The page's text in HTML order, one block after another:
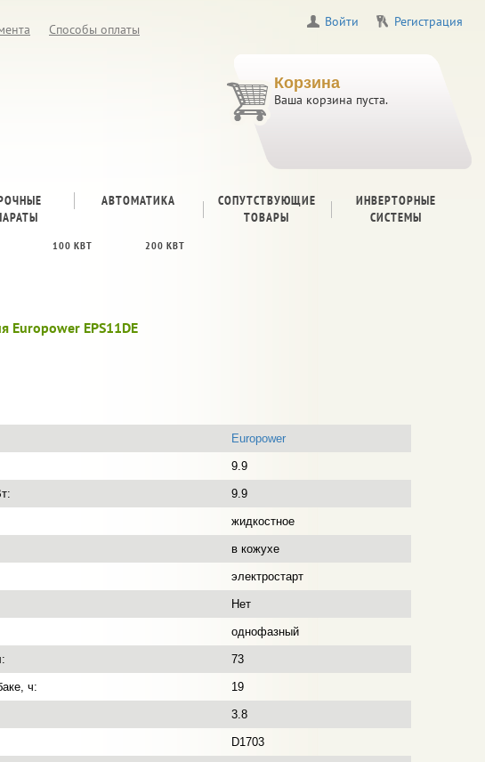
Способы оплаты Войти Регистрация
Корзина
Ваша корзина пуста.
100 КВТ 200 КВТ
АВТОМАТИКА
СОПУТСТВУЮЩИЕ
ТОВАРЫ
ИНВЕРТОРНЫЕ
СИСТЕМЫ
Europower EPS11DE
Europower
9.9
9.9
жидкостное
в кожухе
электростарт
Нет
однофазный
73
ч: 19
3.8
D1703